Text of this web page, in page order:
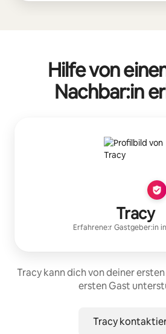
Hilfe von
Nachbar:in
Tracy
Erfahrene:r Gastgeber:in in
Tracy kann dich von deiner
ersten Gast
Tracy